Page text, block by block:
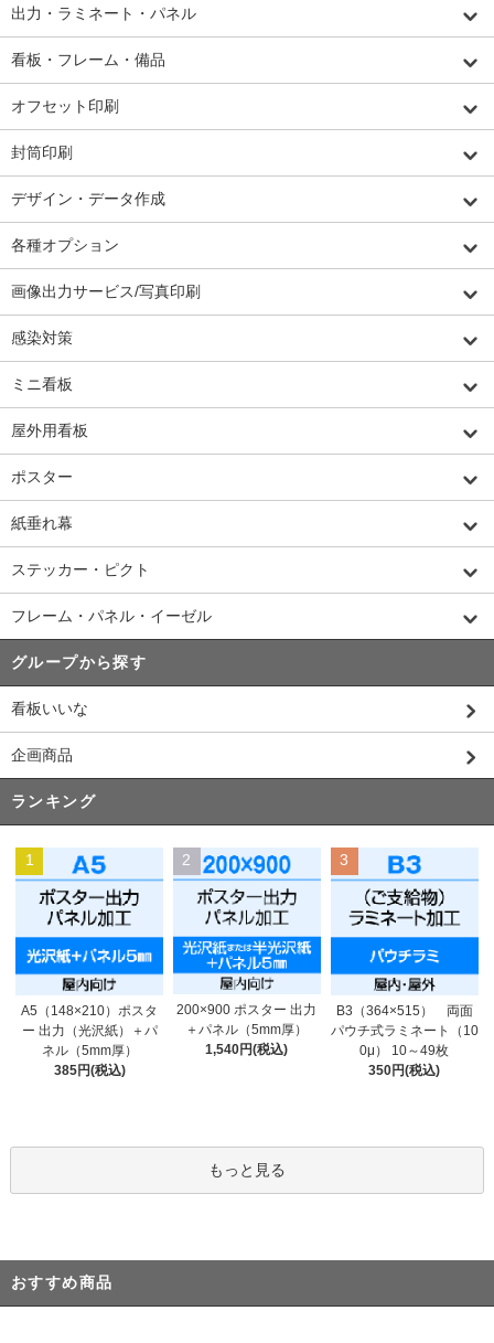
出力・ラミネート・パネル
看板・フレーム・備品
オフセット印刷
封筒印刷
デザイン・データ作成
各種オプション
画像出力サービス/写真印刷
感染対策
ミニ看板
屋外用看板
ポスター
紙垂れ幕
ステッカー・ピクト
フレーム・パネル・イーゼル
グループから探す
看板いいな
企画商品
ランキング
1
A5（148×210）ポスタ
ー 出力（光沢紙）＋パ
ネル（5mm厚）
385円(税込)
2
200×900 ポスター 出力
＋パネル（5mm厚）
1,540円(税込)
3
B3（364×515） 両面
パウチ式ラミネート（10
0μ） 10～49枚
350円(税込)
もっと見る
おすすめ商品